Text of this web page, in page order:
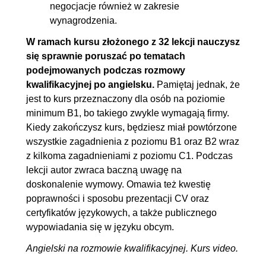
negocjacje również w zakresie
wynagrodzenia.
W ramach kursu złożonego z 32 lekcji nauczysz
się sprawnie poruszać po tematach
podejmowanych podczas rozmowy
kwalifikacyjnej po angielsku. Pamiętaj jednak, że
jest to kurs przeznaczony dla osób na poziomie
minimum B1, bo takiego zwykle wymagają firmy.
Kiedy zakończysz kurs, będziesz miał powtórzone
wszystkie zagadnienia z poziomu B1 oraz B2 wraz
z kilkoma zagadnieniami z poziomu C1. Podczas
lekcji autor zwraca baczną uwagę na
doskonalenie wymowy. Omawia też kwestię
poprawności i sposobu prezentacji CV oraz
certyfikatów językowych, a także publicznego
wypowiadania się w języku obcym.
Angielski na rozmowie kwalifikacyjnej. Kurs video.